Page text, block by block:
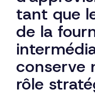
tant que
de la
conserve
rôle